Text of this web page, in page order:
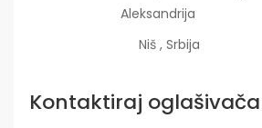
Aleksandrija
Niš , Srbija
Kontaktiraj oglašivača